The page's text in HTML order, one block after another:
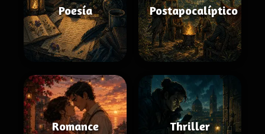
Poesía Postapocalíptico
Romance Thriller